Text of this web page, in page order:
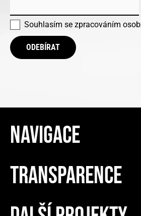
Souhlasím se zpracováním
ODEBÍRAT
NAVIGACE
TRANSPARENCE